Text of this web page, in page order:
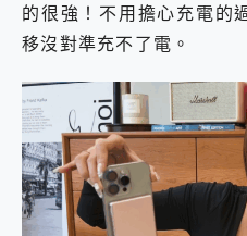
的很強！不用擔心充電的
移沒對準充不了電。